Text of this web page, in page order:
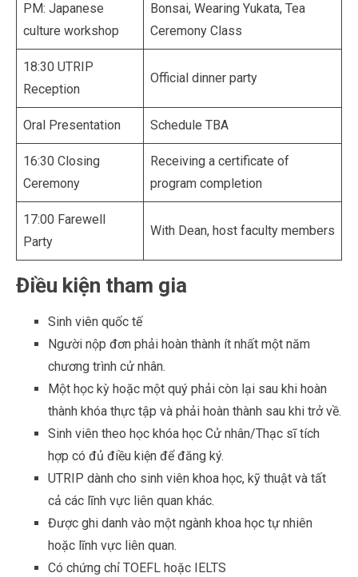
PM: Japanese
culture workshop
Bonsai, Wearing Yukata, Tea
Ceremony Class
18:30 UTRIP
Reception
Official dinner party
Oral Presentation Schedule TBA
16:30 Closing
Ceremony
Receiving a certificate of
program completion
17:00 Farewell
Party
With Dean, host faculty members
Điều kiện tham gia
Sinh viên quốc tế
Người nộp đơn phải hoàn thành ít nhất một năm
chương trình cử nhân.
Một học kỳ hoặc một quý phải còn lại sau khi hoàn
thành khóa thực tập và phải hoàn thành sau khi trở về.
Sinh viên theo học khóa học Cử nhân/Thạc sĩ tích
hợp có đủ điều kiện để đăng ký.
UTRIP dành cho sinh viên khoa học, kỹ thuật và tất
cả các lĩnh vực liên quan khác.
Được ghi danh vào một ngành khoa học tự nhiên
hoặc lĩnh vực liên quan.
Có chứng chỉ TOEFL hoặc IELTS